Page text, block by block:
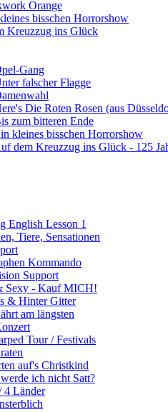
Orange
bisschen Horrorshow
Kreuzzug ins Glück
Gang
falscher Flagge
Die Roten Rosen (aus
zum bitteren Ende
kleines bisschen Horrorshow
dem Kreuzzug ins Glück - 125
English Lesson 1
Tiere, Sensationen
Kommando
Support
Sexy - Kauf MICH!
& Hinter Gitter
am längsten
Tour / Festivals
auf's Christkind
ich nicht Satt?
4 Länder